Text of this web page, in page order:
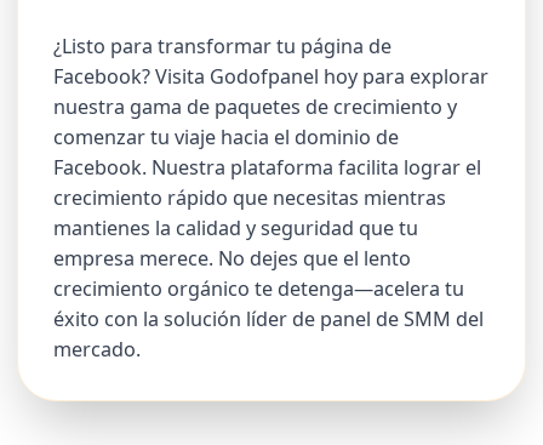
¿Listo para transformar tu página de
Facebook? Visita Godofpanel hoy para explorar
nuestra gama de paquetes de crecimiento y
comenzar tu viaje hacia el dominio de
Facebook. Nuestra plataforma facilita lograr el
crecimiento rápido que necesitas mientras
mantienes la calidad y seguridad que tu
empresa merece. No dejes que el lento
crecimiento orgánico te detenga—acelera tu
éxito con la solución líder de panel de SMM del
mercado.